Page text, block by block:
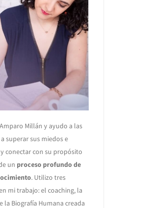
Millán y ayudo a las
superar sus miedos e
conectar con su propósito
un proceso profundo de
. Utilizo tres
mi trabajo: el coaching, la
la Biografía Humana creada